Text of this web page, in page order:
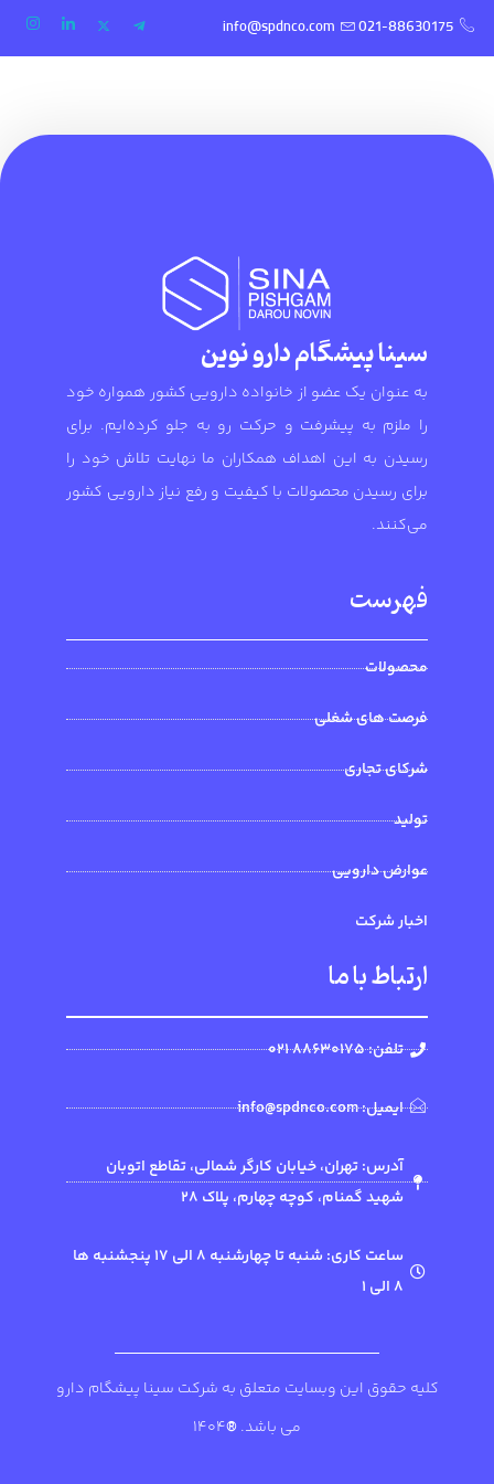
021-88630175
info@spdnco.com
سینا پیشگام دارو نوین
به عنوان یک عضو از خانواده دارویی کشور همواره خود
را ملزم به پیشرفت و حرکت رو به جلو کرده‌ایم. برای
رسیدن به این اهداف همکاران ما نهایت تلاش خود را
برای رسیدن محصولات با کیفیت و رفع نیاز دارویی کشور
می‌کنند.
فهرست
محصولات
فرصت های شغلی
شرکای تجاری
تولید
عوارض دارویی
اخبار شرکت
ارتباط با ما
تلفن: 88630175 021
ایمیل: info@spdnco.com
آدرس: تهران، خیابان کارگر شمالی، تقاطع اتوبان
شهید گمنام، کوچه چهارم، پلاک 28
ساعت کاری: شنبه تا چهارشنبه 8 الی 17 پنجشنبه ها
8 الی 1
کلیه حقوق این وبسایت متعلق به شرکت سینا پیشگام دارو
می باشد. ®
1404